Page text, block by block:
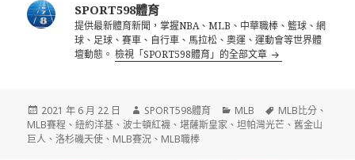
SPORT598體育
提供最新體育新聞，掌握NBA、MLB、中華職棒、籃球、網
球、足球、賽車、自行車、馬拉松、奧運、運動會等世界體
壇動態。檢視「SPORT598體育」的全部文章
發
佈
日
2021 年 6 月 22 日
作
者
SPORT598體育
分
類
MLB
標
籤
MLB比分 、
MLB賽程 、紐約洋基 、波士頓紅襪 、堪薩斯皇家 、坦帕灣光芒 、舊金山
巨人 、洛杉磯天使 、 MLB賽況 、 MLB職棒